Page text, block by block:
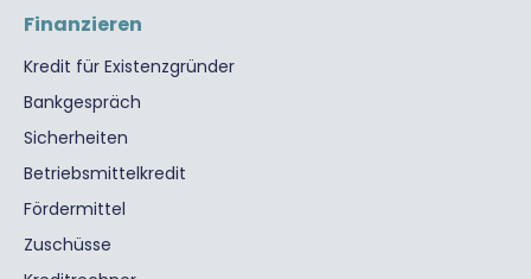
Finanzieren
Kredit für Existenzgründer
Bankgespräch
Sicherheiten
Betriebsmittelkredit
Fördermittel
Zuschüsse